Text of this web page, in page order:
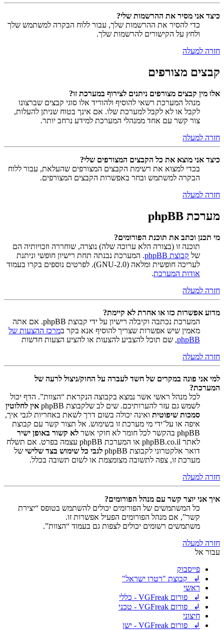
כיצד אני מסיר את ההרשמות שלי?
כדי להסיר את ההרשמות שלך, עבור ללוח הבקרה למשתמש שלך
ולחץ על הקישורים להרשמות שלך.
חזרה למעלה
קבצים מצורפים
אלו מין קבצים מצורפים ניתנים לצירוף במערכת זו?
מנהל המערכת רשאי להוסיף ולהוריד אלו סוגי קבצים שברצונו
לקבל או לא לקבל למערכת שלו. אם אינך בטוח שניתן להעלות,
צור קשר עם אחד ממנהלי המערכת למידע נרחב יותר.
חזרה למעלה
כיצד אני מוצא את כל הקבצים המצורפים שלי?
בכדי למצוא את רשימת הקבצים המצורפים שהעלאת, עבור ללוח
הבקרה למשתמש ובחר באפשרות הקבצים המצורפים.
חזרה למעלה
מערכת phpBB
מי תכנן וכתב את תוכנת הפורומים?
תוכנה זו (בצורה הלא ערוכה שלה) נוצרה, שוחררה וזכויותיה הם
של קבוצת phpBB
. המערכת נבנתה תחת רישיון חופשי וניתנת
לעריכה חופשית ומלאה (GNU-2.0). לפרטים נוספים בקרו בעמוד
אודות המערכת.
חזרה למעלה
מדוע אפשרות כזו או אחרת לא קיימת?
המערכת נכתבה וקיבלה רישיון על ידי קבוצת phpBB. אם אתה
מאמין שיש אפשרות שצריך להוסיף אנא בקר במרכז ההצעות של
phpBB, שם תוכל להצביע להצעות או להציע הצעות חדשות
חזרה למעלה
למי אני פונה במקרים של חשד לעברה על החוק/ניצול לרעה של
המערכת?
לכל מנהל ראשי אשר נמצא בקבוצה הנקראת “הצוות”. הדף יכול
לשמש גם עזר להערותיכם. שים לב שלקבוצת phpBB
אין לחלוטין
סמכות שיפוטית ואינה יכולה בשום דרך לשאת באחריות לגבי איך,
איפה או על־ידי מי מערכת זו בשימוש. אל תצור קשר עם קבוצת
phpBB בהקשר לכל חומר לא חוקי אשר
לא קשור באופן ישיר
לאתר phpBB.co.il או המערכת phpBB עצמה בפרט. אם תשלח
דואר אלקטרוני לקבוצת phpBB
לגבי כל שימוש בצד שלישי של
מערכת זו, צפה לתשובה מצומצמת או לשום תשובה בכלל.
חזרה למעלה
איך אני יוצר קשר עם מנהל הפורומים?
כל המשתמשים של הפורומים יכולים להשתמש בטופס “יצירת
קשר”, אם מנהל הפורומים הפעיל אפשרות זו.
משתמשים רשומים יכולים לצפות גם בעמוד “הצוות”.
חזרה למעלה
עבור אל
פייסבוק
↲ קבוצת "רטרו ישראל"
ראשי
↲ פורום VGFreak - כללי
↲ פורום VGFreak - טכני
חיצוני
↲ פורום VGFreak - ישן